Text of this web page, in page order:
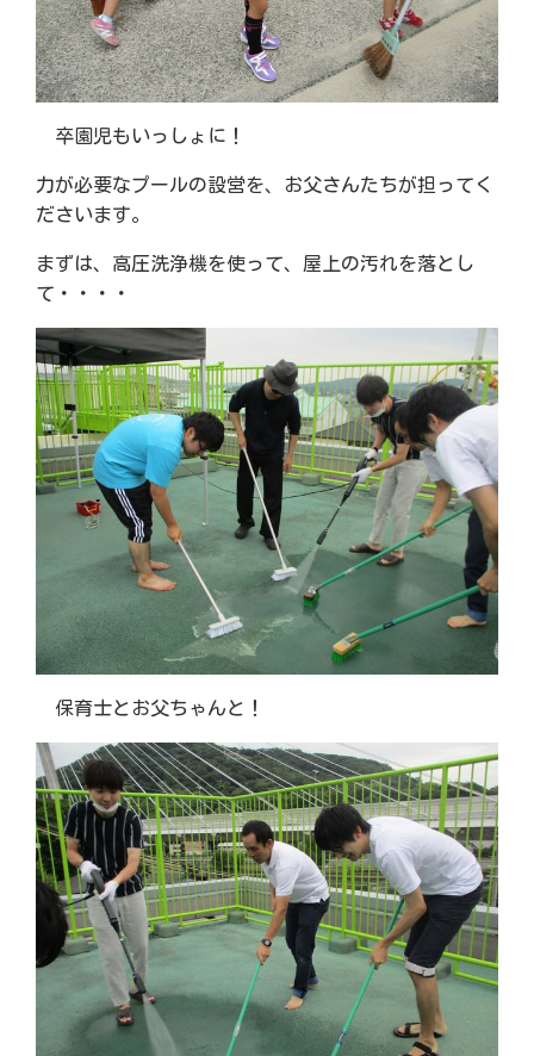
卒園児もいっしょに！
力が必要なプールの設営を、お父さんたちが担ってく
ださいます。
まずは、高圧洗浄機を使って、屋上の汚れを落とし
て・・・・
保育士とお父ちゃんと！